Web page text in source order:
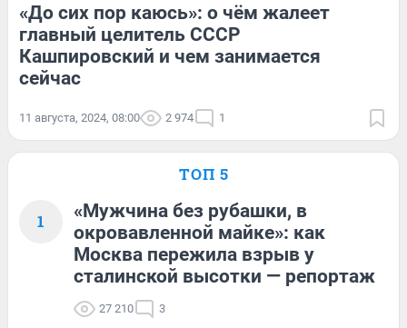
«До сих пор каюсь»: о чём жалеет
главный целитель СССР
Кашпировский и чем занимается
сейчас
11 августа, 2024, 08:00 2 974 1
ТОП 5
1
«Мужчина без рубашки, в
окровавленной майке»: как
Москва пережила взрыв у
сталинской высотки — репортаж
27 210 3